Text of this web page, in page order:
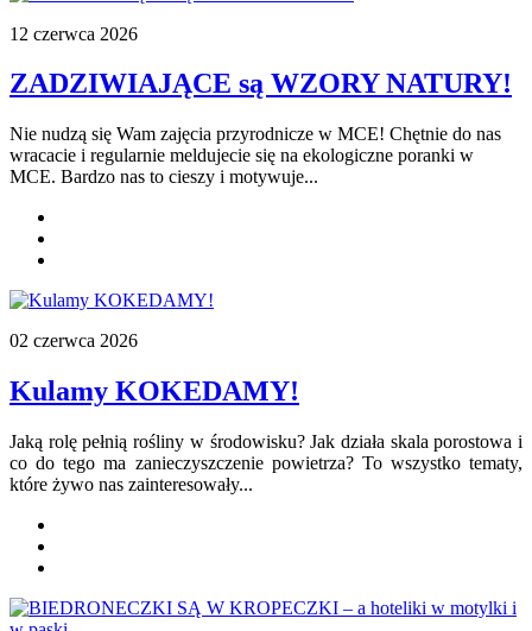
12 czerwca 2026
ZADZIWIAJĄCE są WZORY NATURY!
Nie nudzą się Wam zajęcia przyrodnicze w MCE! Chętnie do nas
wracacie i regularnie meldujecie się na ekologiczne poranki w
MCE. Bardzo nas to cieszy i motywuje...
02 czerwca 2026
Kulamy KOKEDAMY!
Jaką rolę pełnią rośliny w środowisku? Jak działa skala porostowa i
co do tego ma zanieczyszczenie powietrza? To wszystko tematy,
które żywo nas zainteresowały...